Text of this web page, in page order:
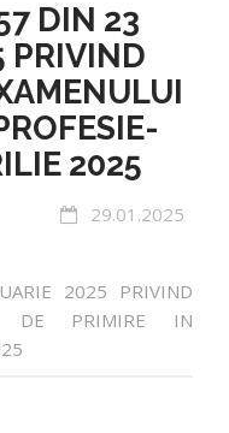
DIN 23
PRIVIND
2025
29.01.2025
2025 PRIVIND
DE PRIMIRE IN